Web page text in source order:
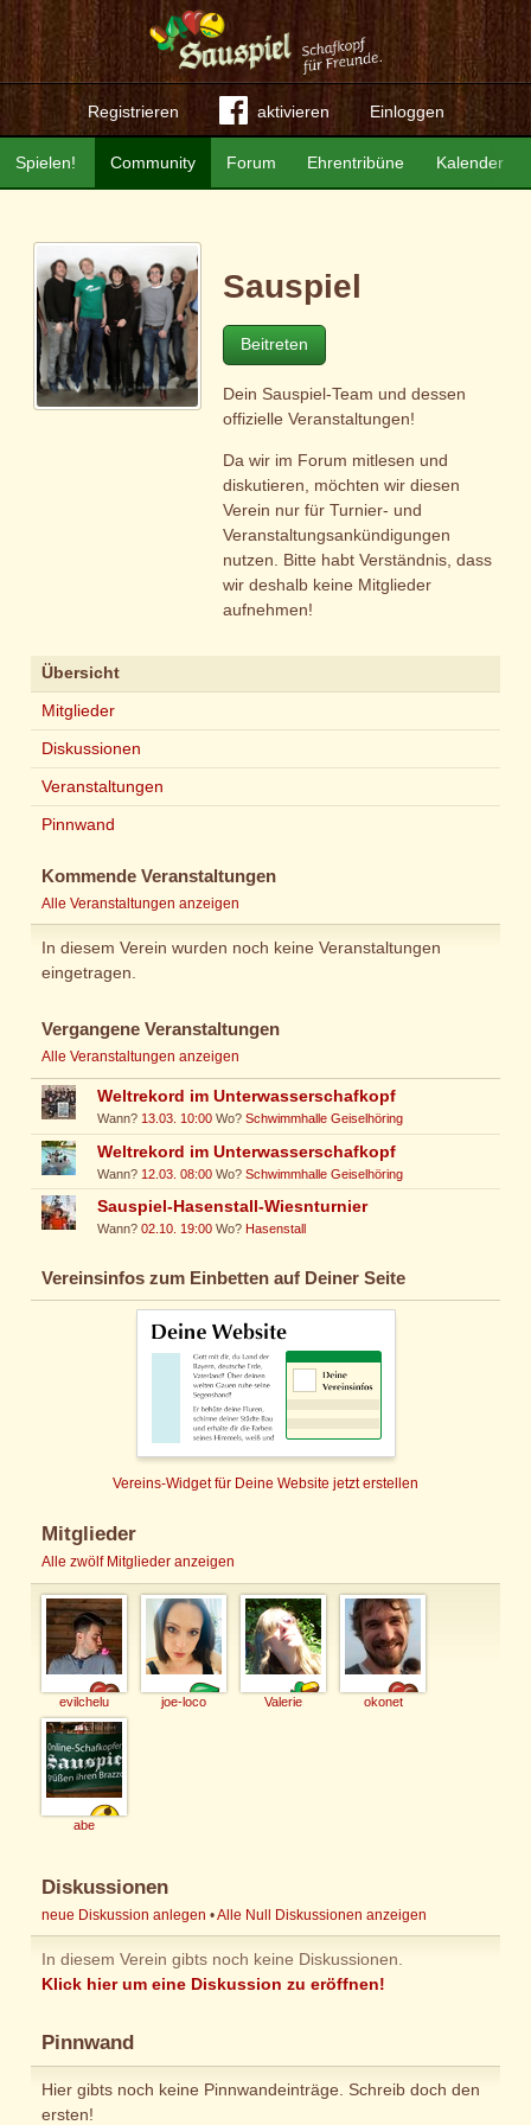
Registrieren aktivieren Einloggen
Community Forum Ehrentribüne Kalender
Spielen!
Sauspiel
Beitreten
Dein Sauspiel-Team und dessen
offizielle Veranstaltungen!
Da wir im Forum mitlesen und
diskutieren, möchten wir diesen
Verein nur für Turnier- und
Veranstaltungsankündigungen
nutzen. Bitte habt Verständnis, dass
wir deshalb keine Mitglieder
aufnehmen!
Übersicht
Mitglieder
Diskussionen
Veranstaltungen
Pinnwand
Kommende Veranstaltungen
Alle Veranstaltungen anzeigen
In diesem Verein wurden noch keine Veranstaltungen
eingetragen.
Vergangene Veranstaltungen
Alle Veranstaltungen anzeigen
Weltrekord im Unterwasserschafkopf
Wann? 13.03. 10:00 Wo?Schwimmhalle Geiselhöring
Weltrekord im Unterwasserschafkopf
Wann? 12.03. 08:00 Wo?Schwimmhalle Geiselhöring
Sauspiel-Hasenstall-Wiesnturnier
Wann?02.10. 19:00 Wo? Hasenstall
Vereinsinfos zum Einbetten auf Deiner Seite
Vereins-Widget für Deine Website jetzt erstellen
Mitglieder
Alle zwölf Mitglieder anzeigen
evilchelu joe-loco Valerie okonet
abe
Diskussionen
neue Diskussion anlegen •Alle Null Diskussionen anzeigen
In diesem Verein gibts noch keine Diskussionen.
Klick hier um eine Diskussion zu eröffnen!
Pinnwand
Hier gibts noch keine Pinnwandeinträge. Schreib doch den
ersten!